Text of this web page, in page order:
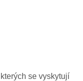
se vyskytují